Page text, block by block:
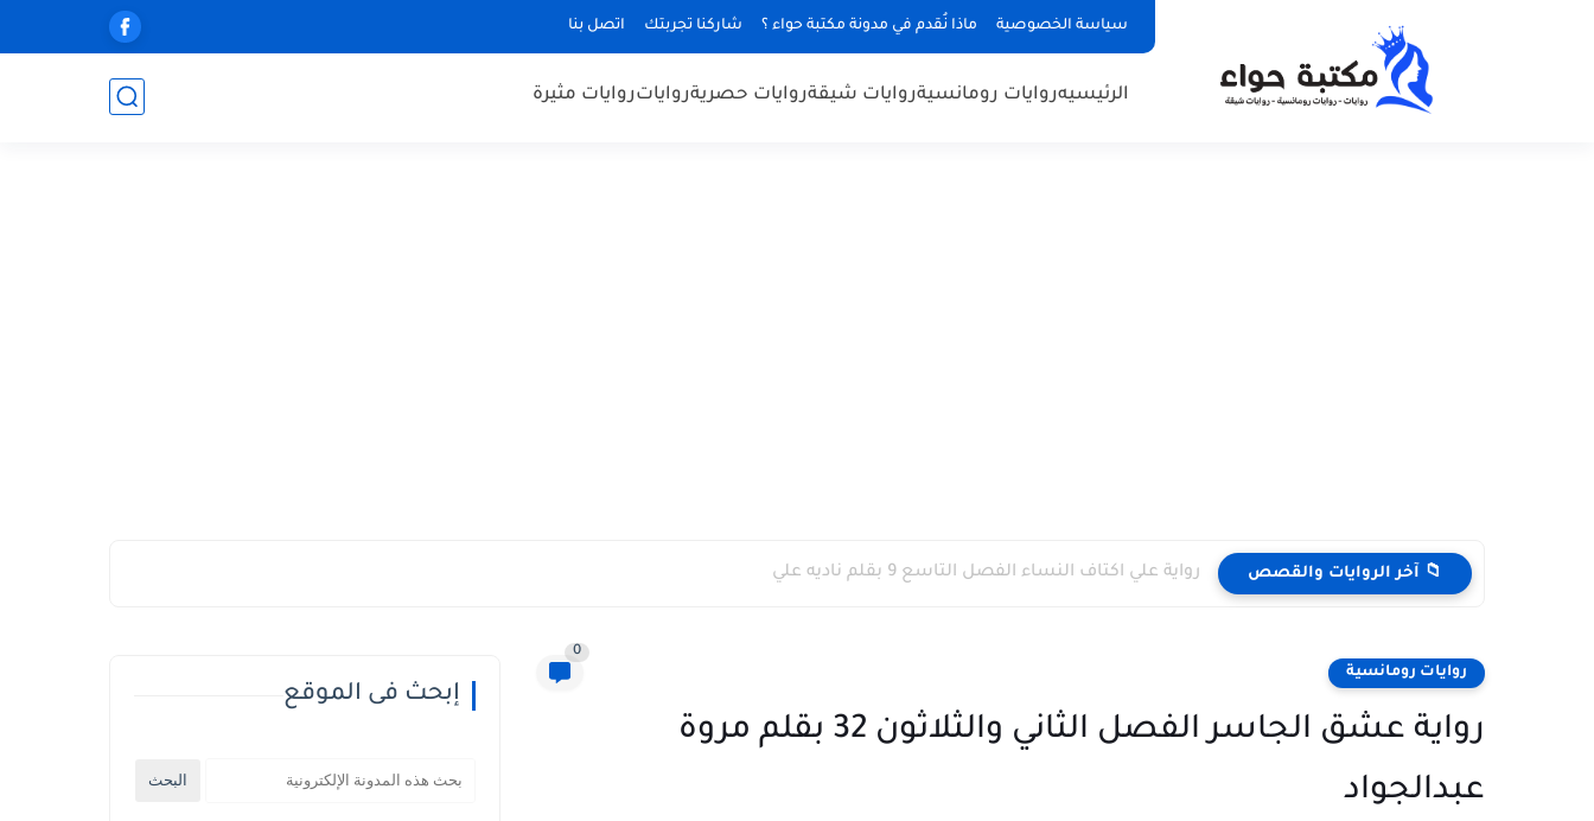
سياسة الخصوصية ماذا نُقدم في مدونة مكتبة حواء ؟ شاركنا تجربتك اتصل بنا
الرئيسيهروايات رومانسيةروايات شيقةروايات حصريةرواياتروايات مثيرة
📁 آخر الروايات والقصص رواية علي اكتاف النساء الفصل التاسع 9 بقلم ناديه علي
روايات رومانسية
0
رواية عشق الجاسر الفصل الثاني والثلاثون 32 بقلم مروة
عبدالجواد
إبحث فى الموقع